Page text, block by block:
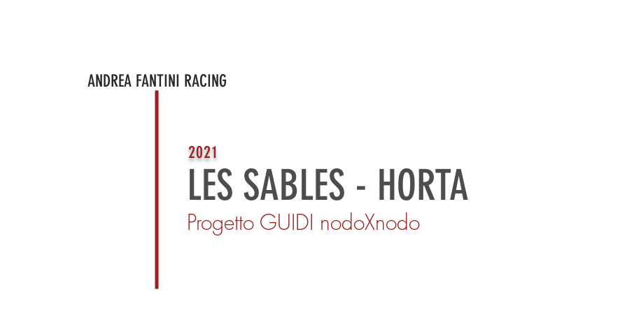
ANDREA FANTINI RACING
2021
LES SABLES - HORTA
Progetto GUIDI nodoXnodo